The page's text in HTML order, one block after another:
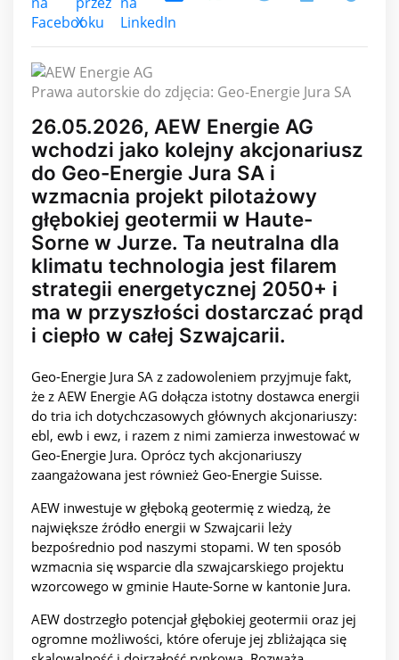
Prawa autorskie do zdjęcia: Geo-Energie Jura SA
26.05.2026, AEW Energie AG
wchodzi jako kolejny akcjonariusz
do Geo-Energie Jura SA i
wzmacnia projekt pilotażowy
głębokiej geotermii w Haute-
Sorne w Jurze. Ta neutralna dla
klimatu technologia jest filarem
strategii energetycznej 2050+ i
ma w przyszłości dostarczać prąd
i ciepło w całej Szwajcarii.
Geo-Energie Jura SA z zadowoleniem przyjmuje fakt,
że z AEW Energie AG dołącza istotny dostawca energii
do tria ich dotychczasowych głównych akcjonariuszy:
ebl, ewb i ewz, i razem z nimi zamierza inwestować w
Geo-Energie Jura. Oprócz tych akcjonariuszy
zaangażowana jest również Geo-Energie Suisse.
AEW inwestuje w głęboką geotermię z wiedzą, że
największe źródło energii w Szwajcarii leży
bezpośrednio pod naszymi stopami. W ten sposób
wzmacnia się wsparcie dla szwajcarskiego projektu
wzorcowego w gminie Haute-Sorne w kantonie Jura.
AEW dostrzegło potencjał głębokiej geotermii oraz jej
ogromne możliwości, które oferuje jej zbliżająca się